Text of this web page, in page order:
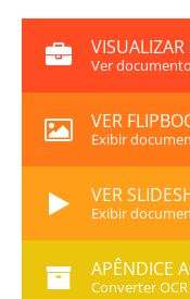
Ver
VER
Exibir
VER
Exibir
APÊNDICE
Converter